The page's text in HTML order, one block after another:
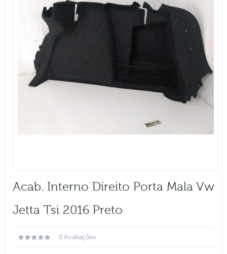
Acab. Interno Direito Porta Mala Vw
Jetta Tsi 2016 Preto
0 Avaliações